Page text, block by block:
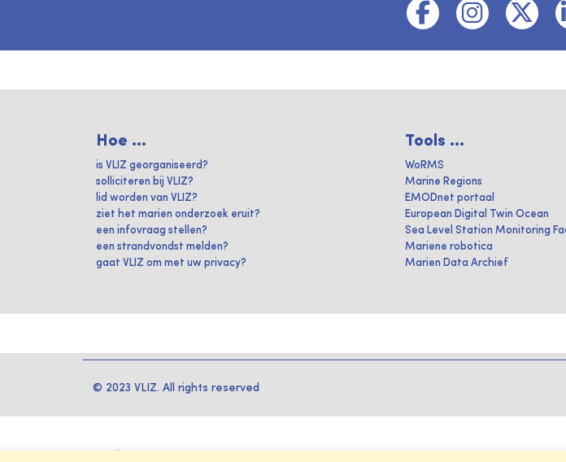
Hoe ...
is VLIZ georganiseerd?
solliciteren bij VLIZ?
lid worden van VLIZ?
ziet het marien onderzoek eruit?
een infovraag stellen?
een strandvondst melden?
gaat VLIZ om met uw privacy?
Tools ...
WoRMS
Marine Regions
EMODnet portaal
European Digital Twin Ocean
Sea Level Station Monitoring
Mariene robotica
Marien Data Archief
© 2023 VLIZ. All rights reserved